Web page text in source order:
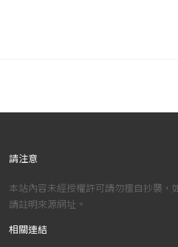
請注意
本站內容未經授權許可請勿擅自抄襲，
請註明來源網址。
相關連結